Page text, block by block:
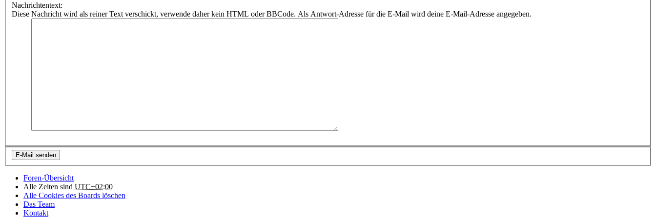
Nachrichtentext:
Diese Nachricht wird als reiner Text verschickt, verwende daher kein HTML oder BBCode. Als Antwort-Adresse für die E-Mail wird deine E-Mail-Adresse angegeben.
Foren-Übersicht
Alle Zeiten sind UTC+02:00
Alle Cookies des Boards löschen
Das Team
Kontakt